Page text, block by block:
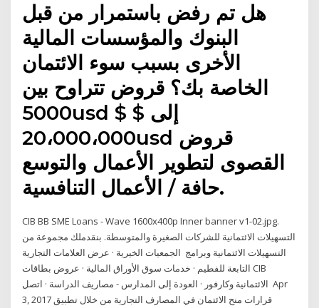
هل تم رفض باستمرار من قبل
البنوك والمؤسسات المالية
الأخرى بسبب سوء الائتمان
الخاصة بك؟ قروض تتراوح بين
5000usd $ إلى $
20،000،000usd قروض
القصوى لتطوير الأعمال والتوسع
حافة / الأعمال التنافسية.
CIB BB SME Loans - Wave 1600x400p Inner banner v1-02.jpg.
التسهيلات الائتمانية للشركات الصغيرة والمتوسطة. بنقدملك مجموعة من
التسهيلات الائتمانية وبرامج الجمعيات الخيرية · عرض العلامات التجارية
التابعة للفطيم · خدمات سوق الأوراق المالية · عروض بطاقات CIB
الائتمانية وكارفور · العودة إلى المدارس - مصاريف الدراسة · اتصل Apr
3, 2017 قرارات منح الائتمان في المصارف التجارية من خلال تطبيق